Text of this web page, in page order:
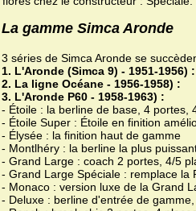
La gamme Simca Aronde
3 séries de Simca Aronde se
1. L'Aronde (Simca 9) - 1951-1956) :
2. La ligne Océane - 1956-1958) :
3. L'Aronde P60 - 1958-1963) :
- Étoile : la berline de base, 4 portes,
- Étoile Super : Étoile en finition
- Élysée : la finition haut de gamme
- Montlhéry : la berline la plus
- Grand Large : coach 2 portes, 4/5
- Grand Large Spéciale : remplace la
- Monaco : version luxe de la Grand
- Deluxe : berline d'entrée de